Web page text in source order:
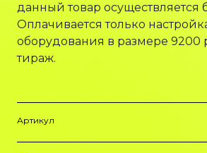
данный товар осуществляется
Оплачивается только
оборудования в размере 9200
тираж.
Артикул